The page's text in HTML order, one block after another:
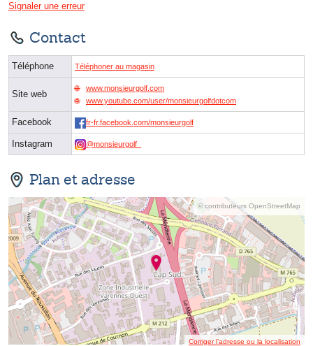
Signaler une erreur
Contact
Téléphone Téléphoner au magasin
Site web
www.monsieurgolf.com
www.youtube.com/user/monsieurgolfdotcom
Facebook fr-fr.facebook.com/monsieurgolf
Instagram @monsieurgolf_
Plan et adresse
© contributeurs OpenStreetMap
Corriger l’adresse ou la localisation